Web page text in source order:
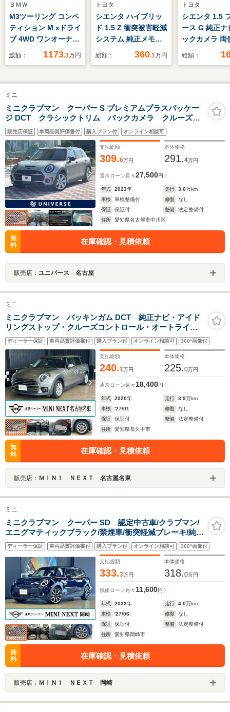
ＢＭＷ
M3ツーリング コンペ
ティション M xドライ
ブ 4WD ワンオーナ
ー フロントベンチレ
ム シートヒーター
アコースティックガラ
ス ハーマンカードン
スピーカー 電動リア
ゲート ヘッドアップ
ディスプレイ シート
ヒーター
総額： 1173.3万円
トヨタ
シエンタ ハイブリッ
ド 1.5 Z 衝突被害軽減
システム 純正メモリ
ト クリアランスソナ
ーター レーンアシス
ト 両側電動スライド
ドア ETC2.0 フルセ
グTV AW
総額： 360.1万円
トヨタ
シエンタ 1.5
ース G 純正ナ
ックカメラ 両
ースライドド
ビーム オート
マートキー プ
スタート ドラ
総額：
ミニ
ミニクラブマン クーパー S プレミアムプラスパッケー
ジ DCT クラシックトリム バックカメラ クルーズコ
ントロール 衝突軽減装置 シートヒーター
AppleCarPlay Bluetooth接続 純正18インチAW LED
ヘッドランプ コンフォートアクセス
販売店保証 車両品質評価書付 購入プラン付 オンライン相談可
支払総額
309.6万円
本体価格
291.4万円
通常ローン 月々27,500円
年式 2023年 走行 3.6万km
車検
車検整備付 修復
なし
保証
保証付 整備
法定整備付
住所
愛知県名古屋市中川区
無
料
在庫確認・見積依頼
販売店： ユニバース 名古屋
ミニ
ミニクラブマン バッキンガム DCT 純正ナビ・アイド
リングストップ・クルーズコントロール・オートライ
ト・オートレインセンサー・フォグランプ・
ディーラー保証 車両品質評価書付 購入プラン付 オンライン相談可 360°画像付
支払総額
240.1万円
本体価格
225.0万円
通常ローン 月々 18,400円
年式 2020年 走行 3.9万km
車検
'27/01 修復
なし
保証
保証付 整備
法定整備付
住所
愛知県長久手市
無
料
在庫確認・見積依頼
販売店： ＭＩＮＩ ＮＥＸＴ 名古屋名東
ミニ
ミニクラブマン クーパー SD 認定中古車/クラブマン/
エニグマティックブラック/禁煙車/衝突軽減ブレーキ/純正
ナビゲーション/純正バックカメラ/パドルシフト付/コンフ
ォートアクセス/ETC/オットマン/LEDヘッドライ
ト/AUTOライト/AUTOワイパー
ディーラー保証 車両品質評価書付 購入プラン付 オンライン相談可 360°画像付
支払総額
333.3万円
本体価格
318.0万円
残価ローン 月々 11,600円
年式 2022年 走行 4.0万km
車検
'27/06 修復
なし
保証
保証付 整備
法定整備付
住所
愛知県岡崎市
無
料
在庫確認・見積依頼
販売店： ＭＩＮＩ ＮＥＸＴ 岡崎